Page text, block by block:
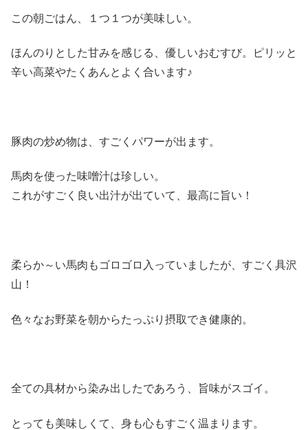
この朝ごはん、１つ１つが美味しい。
ほんのりとした甘みを感じる、優しいおむすび。ピリッと
辛い高菜やたくあんとよく合います♪
豚肉の炒め物は、すごくパワーが出ます。
馬肉を使った味噌汁は珍しい。
これがすごく良い出汁が出ていて、最高に旨い！
柔らか～い馬肉もゴロゴロ入っていましたが、すごく具沢
山！
色々なお野菜を朝からたっぷり摂取でき健康的。
全ての具材から染み出したであろう、旨味がスゴイ。
とっても美味しくて、身も心もすごく温まります。